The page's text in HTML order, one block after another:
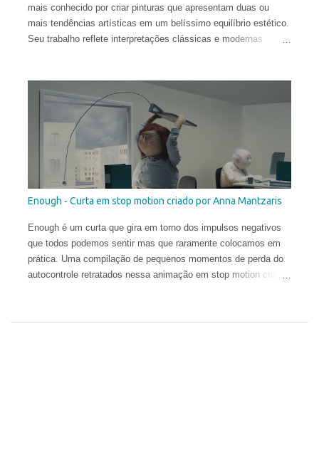
mais conhecido por criar pinturas que apresentam duas ou
mais tendências artísticas em um belíssimo equilíbrio estético.
Seu trabalho reflete interpretações clássicas e modernas
conceitual para criar obras que são provocantes e dramáticas.
Santos estudou no Miami Dade College, onde obteve o diploma
em 2003. Depois, frequentou a New World School of the Arts e,
pouco antes de se formar como Bacharel em Belas Artes,
abandonou o curso para estudar no exterior e ampliar sua
compreensão da arte. Em 2006, ele concluiu a Angel Academy
of Art em Florença. Seus trabalhos já receberam diversos
e privadas em todo o mundo.
Enough - Curta em stop motion criado por Anna Mantzaris
Enough é um curta que gira em torno dos impulsos negativos
que todos podemos sentir mas que raramente colocamos em
prática. Uma compilação de pequenos momentos de perda do
autocontrole retratados nessa animação em stop motion criada